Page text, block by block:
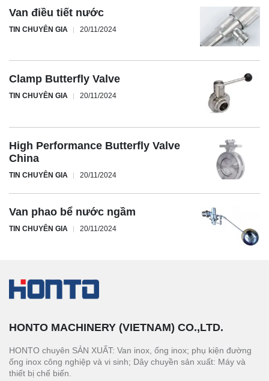
Van điều tiết nước
TIN CHUYÊN GIA 20/11/2024
Clamp Butterfly Valve
TIN CHUYÊN GIA 20/11/2024
High Performance Butterfly Valve
China
TIN CHUYÊN GIA 20/11/2024
Van phao bể nước ngầm
TIN CHUYÊN GIA 20/11/2024
HONTO MACHINERY (VIETNAM) CO.,LTD.
HONTO chuyên SẢN XUẤT: Van inox, ống inox; phụ kiện đường
ống inox công nghiệp và vi sinh; Dây chuyền sản xuất: Máy và
thiết bị chế biến.